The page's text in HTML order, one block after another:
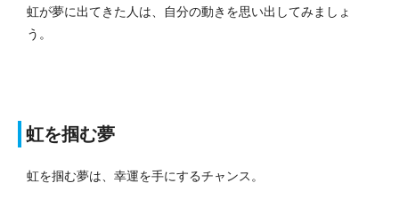
虹が夢に出てきた人は、自分の動きを思い出してみましょ
う。
虹を掴む夢
虹を掴む夢は、幸運を手にするチャンス。